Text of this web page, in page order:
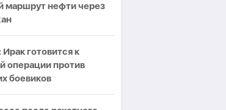
маршрут нефти через
готовится к
операции против
боевиков